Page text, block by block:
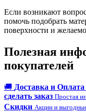
Если возникают
помочь подобрать
поверхности и
Полезная
покупателей
🚚 Доставка и Оплата
сделать заказ Простая
Скидки Акции и